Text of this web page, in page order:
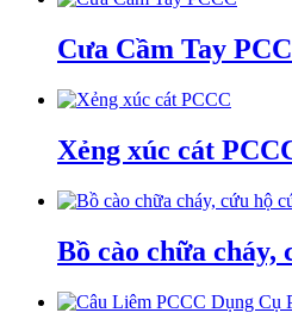
Cưa Cầm Tay
Xẻng xúc cát
Bồ cào chữa cháy,